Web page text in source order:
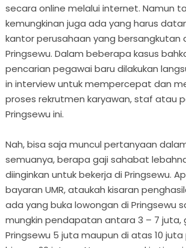
secara online melalui internet. Namun
kemungkinan juga ada yang harus
kantor perusahaan yang bersangkutan
Pringsewu. Dalam beberapa kasus
pencarian pegawai baru dilakukan
in interview untuk mempercepat dan
proses rekrutmen karyawan, staf atau
Pringsewu ini.
Nah, bisa saja muncul pertanyaan
semuanya, berapa gaji sahabat
diinginkan untuk bekerja di Pringsewu.
bayaran UMR, ataukah kisaran
ada yang buka lowongan di Pringsewu
mungkin pendapatan antara 3 – 7 juta,
Pringsewu 5 juta maupun di atas 10